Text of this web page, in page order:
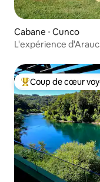
Cabane ⋅ Cunco
L'expérience
Coups de cœur
Coup de cœur